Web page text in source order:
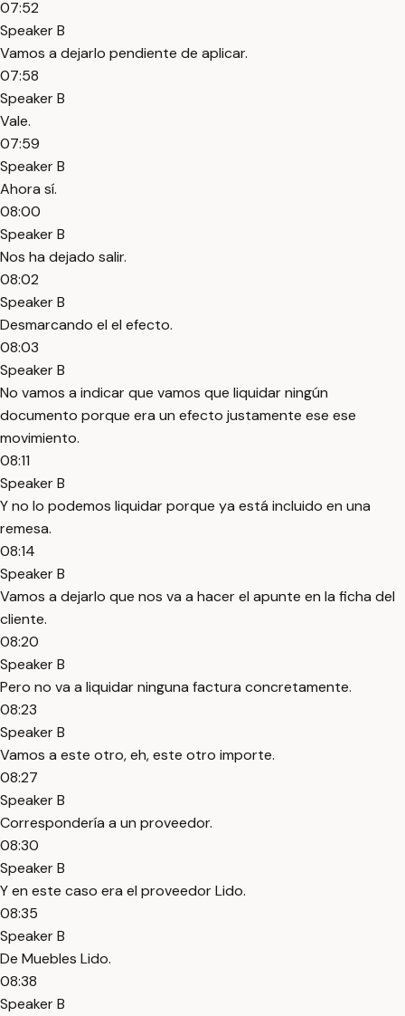
07:52
Speaker B
Vamos a dejarlo pendiente de aplicar.
07:58
Speaker B
Vale.
07:59
Speaker B
Ahora sí.
08:00
Speaker B
Nos ha dejado salir.
08:02
Speaker B
Desmarcando el el efecto.
08:03
Speaker B
No vamos a indicar que vamos que liquidar ningún
documento porque era un efecto justamente ese ese
movimiento.
08:11
Speaker B
Y no lo podemos liquidar porque ya está incluido en una
remesa.
08:14
Speaker B
Vamos a dejarlo que nos va a hacer el apunte en la ficha del
cliente.
08:20
Speaker B
Pero no va a liquidar ninguna factura concretamente.
08:23
Speaker B
Vamos a este otro, eh, este otro importe.
08:27
Speaker B
Correspondería a un proveedor.
08:30
Speaker B
Y en este caso era el proveedor Lido.
08:35
Speaker B
De Muebles Lido.
08:38
Speaker B